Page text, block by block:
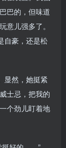
巴的，但味道
意儿强多了。
自豪，还是松
然，她挺紧
士忌，把我的
个劲儿盯着地